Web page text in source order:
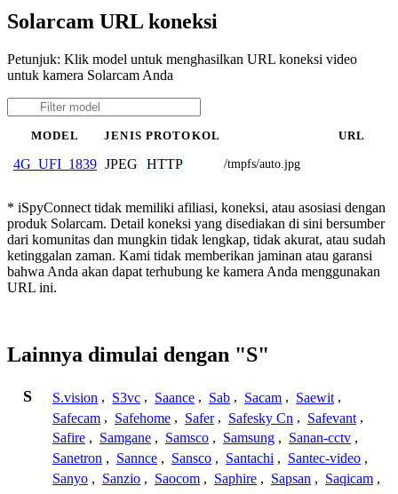
Solarcam URL koneksi
Petunjuk: Klik model untuk menghasilkan URL koneksi video
untuk kamera Solarcam Anda
MODEL JENIS PROTOKOL URL
4G_UFI_1839 JPEG HTTP /tmpfs/auto.jpg
* iSpyConnect tidak memiliki afiliasi, koneksi, atau asosiasi dengan
produk Solarcam. Detail koneksi yang disediakan di sini bersumber
dari komunitas dan mungkin tidak lengkap, tidak akurat, atau sudah
ketinggalan zaman. Kami tidak memberikan jaminan atau garansi
bahwa Anda akan dapat terhubung ke kamera Anda menggunakan
URL ini.
Lainnya dimulai dengan "S"
S S.vision , S3vc , Saance , Sab , Sacam , Saewit ,
Safecam , Safehome , Safer , Safesky Cn , Safevant ,
Safire , Samgane , Samsco , Samsung , Sanan-cctv ,
Sanetron , Sannce , Sansco , Santachi , Santec-video ,
Sanyo , Sanzio , Saocom , Saphire , Sapsan , Saqicam ,